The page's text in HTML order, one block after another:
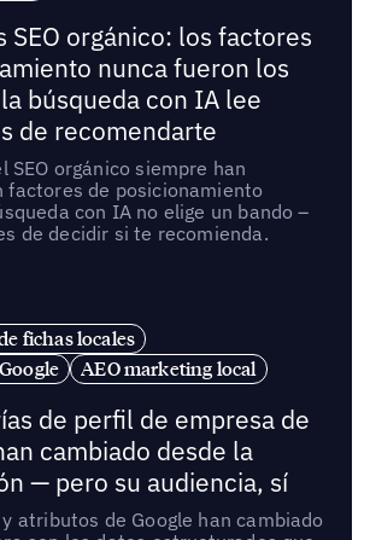
SEO orgánico: los factores
nunca fueron los
búsqueda con IA lee
de recomendarte
SEO orgánico siempre han
factores de posicionamiento
con IA no elige un bando –
de decidir si te recomienda.
fichas locales
AEO marketing local
de perfil de empresa de
cambiado desde la
— pero su audiencia, sí
atributos de Google han cambiado